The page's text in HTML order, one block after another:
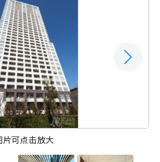
片可点击放大